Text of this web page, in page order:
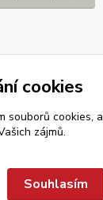
cookies
souborů cookies,
zájmů.
Souhlasím